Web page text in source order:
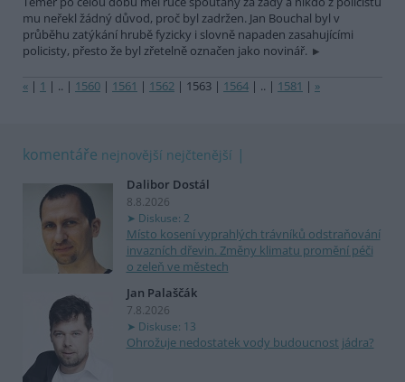
mu neřekl žádný důvod, proč byl zadržen. Jan Bouchal byl v
průběhu zatýkání hrubě fyzicky i slovně napaden zasahujícími
policisty, přesto že byl zřetelně označen jako novinář.
« | 1 | .. | 1560 | 1561 | 1562 | 1563 | 1564 | .. | 1581 | »
komentáře nejnovější nejčtenější
Dalibor Dostál
8.8.2026
Diskuse: 2
Místo kosení vyprahlých trávníků odstraňování
invazních dřevin. Změny klimatu promění péči
o zeleň ve městech
Jan Palaščák
7.8.2026
Diskuse: 13
Ohrožuje nedostatek vody budoucnost jádra?